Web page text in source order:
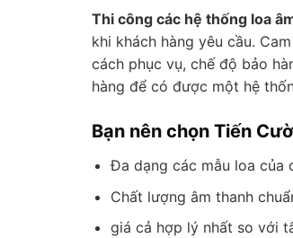
Thi công các hệ thống loa
khi khách hàng yêu cầu.
cách phục vụ, chế độ bảo
hàng để có được một hệ
Bạn nên chọn Tiến
Đa dạng các mẫu loa của
Chất lượng âm thanh
giá cả hợp lý nhất so với